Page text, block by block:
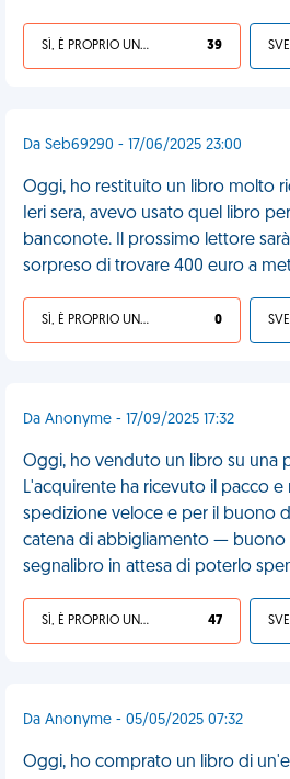
SÌ, È PROPRIO UNA VDM! 39
Da Seb69290 - 17/06/2025 23:00
Oggi, ho restituito un libro molto
Ieri sera, avevo usato quel libro
banconote. Il prossimo lettore
sorpreso di trovare 400 euro a
SÌ, È PROPRIO UNA VDM! 0
Da Anonyme - 17/09/2025 17:32
Oggi, ho venduto un libro su una
L'acquirente ha ricevuto il pacco e
spedizione veloce e per il buono
catena di abbigliamento — buono
segnalibro in attesa di poterlo
SÌ, È PROPRIO UNA VDM! 47
Da Anonyme - 05/05/2025 07:32
Oggi, ho comprato un libro di